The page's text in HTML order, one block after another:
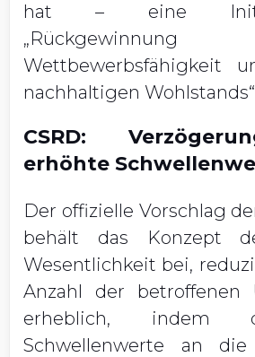
hat – eine
Wettbewerbsfähigkeit
nachhaltigen
CSRD:
erhöhte
Der offizielle Vorschlag
behält das Konzept
Wesentlichkeit bei,
Anzahl der betroffenen
erheblich, indem
Schwellenwerte an